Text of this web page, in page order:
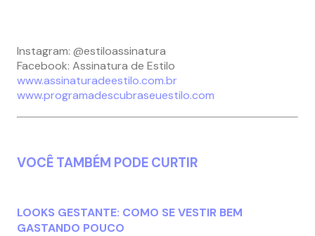
Instagram: @estiloassinatura
Facebook: Assinatura de Estilo
www.assinaturadeestilo.com.br
www.programadescubraseuestilo.com
VOCÊ TAMBÉM PODE CURTIR
LOOKS GESTANTE: COMO SE VESTIR BEM
GASTANDO POUCO